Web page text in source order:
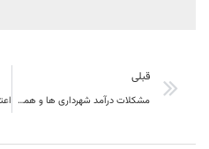
قبلی
مشکلات درآمد شهرداری ها و همچنین تجهیزات آتشنشانی ها، تامین ماشین آلات رفع می شود